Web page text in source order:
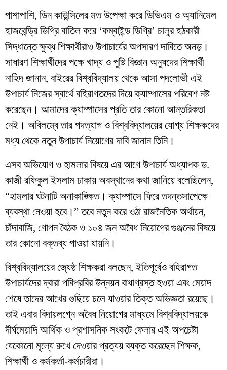
​পাশাপাশি, ডিন কাউন্সিলের মত উপেক্ষা করে ডিভিএম ও অ্যানিমেল
হাজবেন্ড্রি ডিগ্রি বাতিল করে ‘কম্বাইন্ড ডিগ্রি’ চালুর হঠকারী
সিদ্ধান্তে ক্ষুব্ধ শিক্ষার্থীরাও উপাচার্যের অপসারণ দাবিতে অনড়।
সাধারণ শিক্ষার্থীদের পক্ষে খাদ্য ও পুষ্টি বিজ্ঞান অনুষদের শিক্ষার্থী
নাহিদ জানান, বাইরের বিশ্ববিদ্যালয় থেকে আসা পদলোভী এই
উপাচার্য নিজের স্বার্থে বহিরাগতদের দিয়ে ক্যাম্পাসের পরিবেশ নষ্ট
করেছেন। আমাদের ক্যাম্পাসের প্রতি তার কোনো আন্তরিকতা
নেই। অবিলম্বে তার পদত্যাগ ও বিশ্ববিদ্যালয়ের যোগ্য শিক্ষকদের
মধ্য থেকে নতুন উপাচার্য নিয়োগের দাবি জানান তিনি।
​এসব অভিযোগ ও হামলার বিষয়ে এর আগে উপাচার্য অধ্যাপক ড.
কাজী রফিকুল ইসলাম ঢাকায় অবস্থানের কথা জানিয়ে বলেছিলেন,
“হামলার ঘটনাটি অনাকাঙ্ক্ষিত। ক্যাম্পাসে ফিরে তদন্তসাপেক্ষে
ব্যবস্থা নেওয়া হবে।” তবে নতুন করে ওঠা রাজনৈতিক অর্থায়ন,
চাঁদাবাজি, গোপন বৈঠক ও ১০৪ জন অবৈধ নিয়োগের গুঞ্জনের বিষয়ে
তার কোনো বক্তব্য পাওয়া যায়নি।
​বিশ্ববিদ্যালয়ের জ্যেষ্ঠ শিক্ষকরা বলছেন, ইতিপূর্বেও বহিরাগত
উপাচার্যদের দ্বারা পবিপ্রবির উন্নয়ন বাধাগ্রস্ত হওয়া এবং মেয়াদ
শেষে তাদের আখের গুছিয়ে চলে যাওয়ার তিক্ত অভিজ্ঞতা রয়েছে।
তাই এবার বিদায়লগ্নে অবৈধ নিয়োগের মাধ্যমে বিশ্ববিদ্যালয়কে
দীর্ঘমেয়াদি আর্থিক ও প্রশাসনিক সংকটে ফেলার এই অপচেষ্টা
যেকোনো মূল্যে রুখে দেওয়ার প্রত্যয় ব্যক্ত করেছেন শিক্ষক,
শিক্ষার্থী ও কর্মকর্তা-কর্মচারীরা।